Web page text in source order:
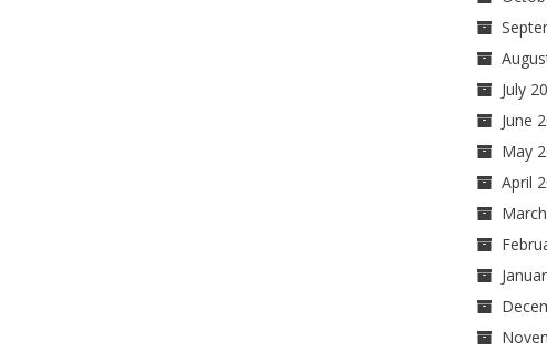
July
June
May
April